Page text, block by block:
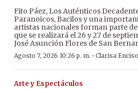
Fito Páez, Los Auténticos
Paranoicos, Bacilos y una
artistas nacionales forman parte
que se realizará el 26 y 27 de
José Asunción Flores de San
Agosto 7, 2026 10:26 p. m. · Clarisa Enciso
Arte y Espectáculos